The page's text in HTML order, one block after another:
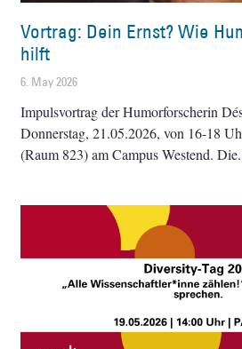
Vortrag: Dein Ernst? Wie
hilft
6. May 2026
Impulsvortrag der Humorforscherin
Donnerstag, 21.05.2026, von 16-18
(Raum 823) am Campus Westend. Die